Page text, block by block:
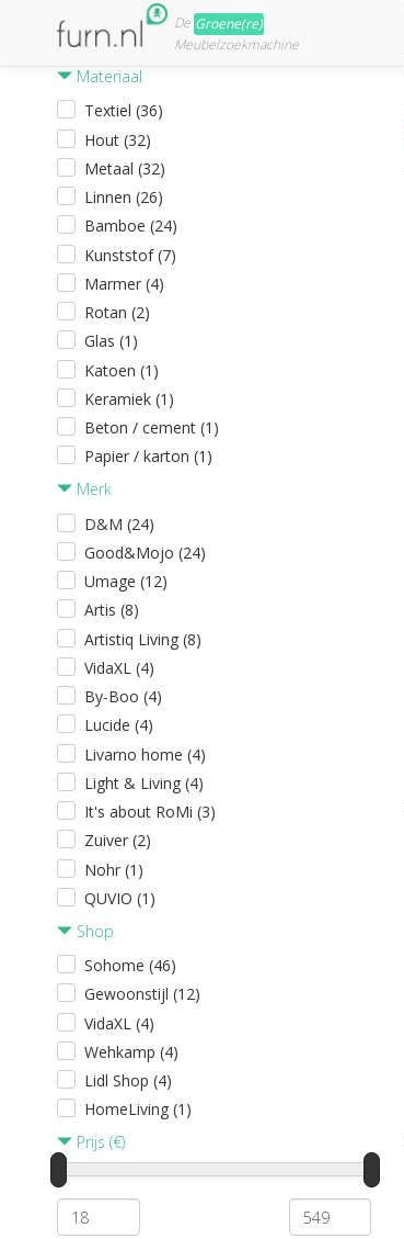
De Groene(re)
Meubelzoekmachine
Materiaal
Textiel (36)
Hout (32)
Metaal (32)
Linnen (26)
Bamboe (24)
Kunststof (7)
Marmer (4)
Rotan (2)
Glas (1)
Katoen (1)
Keramiek (1)
Beton / cement (1)
Papier / karton (1)
Merk
D&M (24)
Good&Mojo (24)
Umage (12)
Artis (8)
Artistiq Living (8)
VidaXL (4)
By-Boo (4)
Lucide (4)
Livarno home (4)
Light & Living (4)
It's about RoMi (3)
Zuiver (2)
Nohr (1)
QUVIO (1)
Shop
Sohome (46)
Gewoonstijl (12)
VidaXL (4)
Wehkamp (4)
Lidl Shop (4)
HomeLiving (1)
Prijs (€)